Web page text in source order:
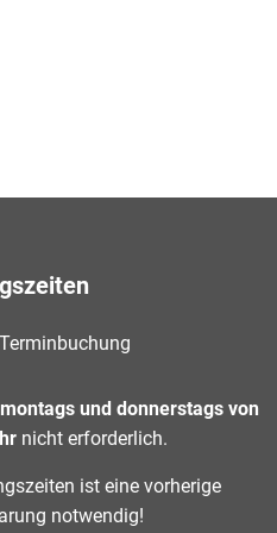
montags und donnerstags von
nicht erforderlich.
ist eine vorherige
notwendig!